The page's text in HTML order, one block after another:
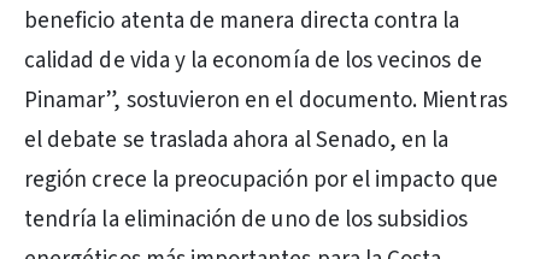
beneficio atenta de manera directa contra la
calidad de vida y la economía de los vecinos de
Pinamar”, sostuvieron en el documento. Mientras
el debate se traslada ahora al Senado, en la
región crece la preocupación por el impacto que
tendría la eliminación de uno de los subsidios